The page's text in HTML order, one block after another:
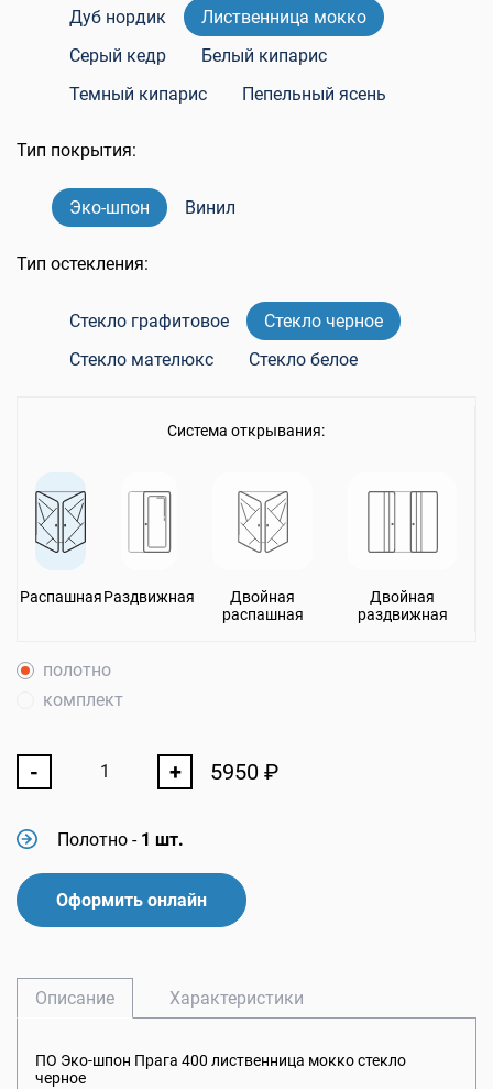
Дуб нордик
Лиственница мокко
Серый кедр
Белый кипарис
Темный кипарис
Пепельный ясень
Тип покрытия:
Эко-шпон Винил
Тип остекления:
Стекло графитовое
Стекло черное
Стекло мателюкс
Стекло белое
Система открывания:
РаспашнаяРаздвижная
Двойная
распашная
Двойная
раздвижная
полотно
комплект
- + 5950 ₽
Полотно - 1 шт.
Оформить онлайн
Описание Характеристики
ПО Эко-шпон Прага 400 лиственница мокко стекло
черное